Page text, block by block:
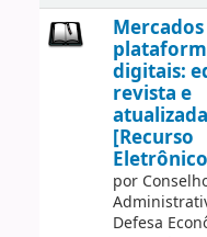
digitais:
revista e
atualizada
[Recurso
por
Defesa